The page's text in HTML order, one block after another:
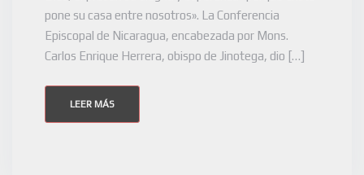
pone su casa entre nosotros». La Conferencia
Episcopal de Nicaragua, encabezada por Mons.
Carlos Enrique Herrera, obispo de Jinotega, dio […]
LEER MÁS